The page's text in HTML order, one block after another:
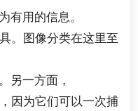
有用的信息。
。图像分类在这里至
另一方面，
因为它们可以一次捕